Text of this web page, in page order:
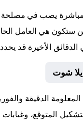
يصب في
ستكون هي العامل
الدقائق الأخيرة قد
يلا شوت
الدقيقة
المتوقع، وغيابات